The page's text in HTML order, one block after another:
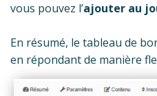
vous pouvez l’ajouter au
En résumé, le tableau de
en répondant de manière